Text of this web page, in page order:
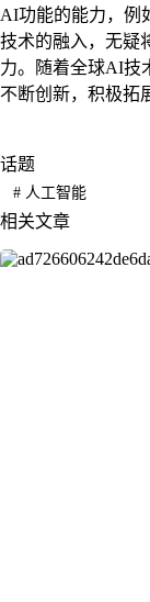
AI功能的能力，例
技术的融入，无疑
力。随着全球AI技
不断创新，积极拓
话题
#人工智能
相关文章